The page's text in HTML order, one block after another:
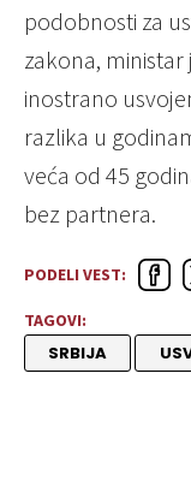
podobnosti za
zakona,
inostrano
razlika u
veća od 45
bez partnera.
PODELI VEST:
TAGOVI:
SRBIJA